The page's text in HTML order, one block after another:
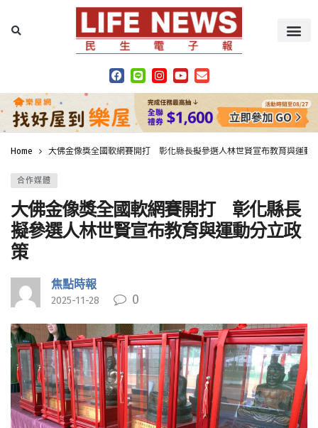
Home 大佛金像獎全國軟網賽開打 彰化縣長擬參選人林世賢宣布教育與運動
合作媒體
大佛金像獎全國軟網賽開打 彰化縣長
擬參選人林世賢宣布教育與運動分立政
策
焦點時報
2025-11-28 0